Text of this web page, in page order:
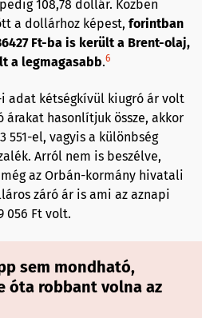
108,78 dollár. Közben
a dollárhoz képest, forintban
Ft-ba is került a Brent-olaj,
a legmagasabb.6
adat kétségkívül kiugró ár volt
árakat hasonlítjuk össze, akkor
551-el, vagyis a különbség
Arról nem is beszélve,
az Orbán-kormány hivatali
záró ár is ami az aznapi
056 Ft volt.
sem mondható,
óta robbant volna az